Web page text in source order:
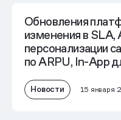
Обновления
изменения в SLA,
персонализации
по ARPU, In-App
Новости 15 января